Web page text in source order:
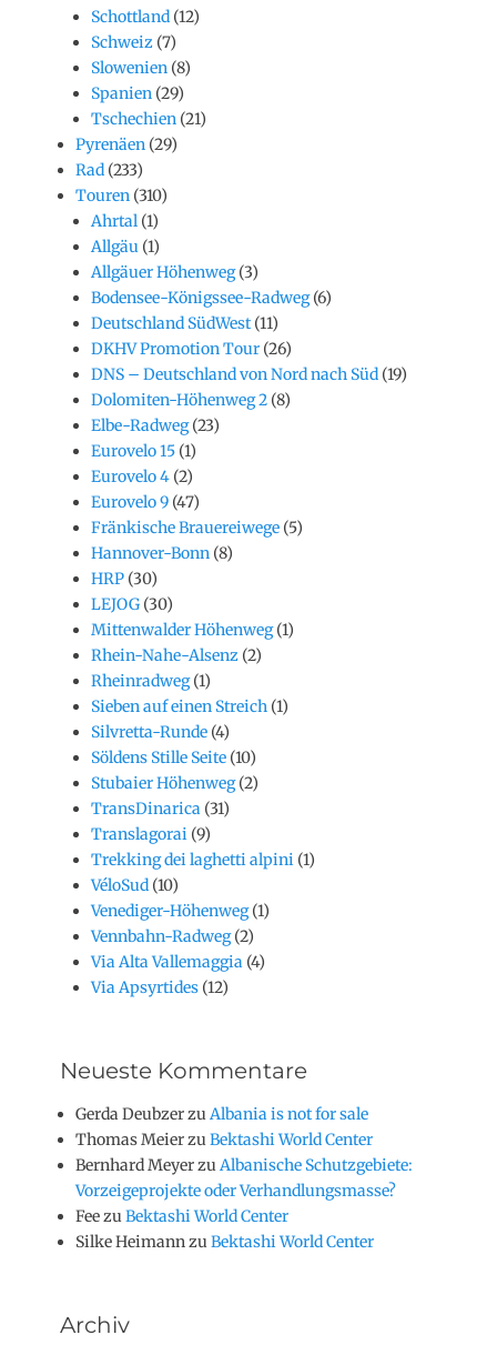
Schottland (12)
Schweiz (7)
Slowenien (8)
Spanien (29)
Tschechien (21)
Pyrenäen (29)
Rad (233)
Touren (310)
Ahrtal (1)
Allgäu (1)
Allgäuer Höhenweg(3)
Bodensee-Königssee-Radweg(6)
Deutschland SüdWest(11)
DKHV Promotion Tour (26)
DNS – Deutschland von Nord nach Süd (19)
Dolomiten-Höhenweg 2 (8)
Elbe-Radweg(23)
Eurovelo 15 (1)
Eurovelo 4 (2)
Eurovelo 9 (47)
Fränkische Brauereiwege (5)
Hannover-Bonn (8)
HRP (30)
LEJOG (30)
Mittenwalder Höhenweg(1)
Rhein-Nahe-Alsenz (2)
Rheinradweg(1)
Sieben auf einen Streich (1)
Silvretta-Runde (4)
Söldens Stille Seite (10)
Stubaier Höhenweg(2)
TransDinarica (31)
Translagorai (9)
Trekking dei laghetti alpini (1)
VéloSud (10)
Venediger-Höhenweg(1)
Vennbahn-Radweg(2)
Via Alta Vallemaggia (4)
Via Apsyrtides (12)
Neueste Kommentare
Gerda DeubzerzuAlbania is not for sale
Thomas MeierzuBektashi World Center
Bernhard MeyerzuAlbanische Schutzgebiete:
Vorzeigeprojekte oder Verhandlungsmasse?
FeezuBektashi World Center
Silke HeimannzuBektashi World Center
Archiv